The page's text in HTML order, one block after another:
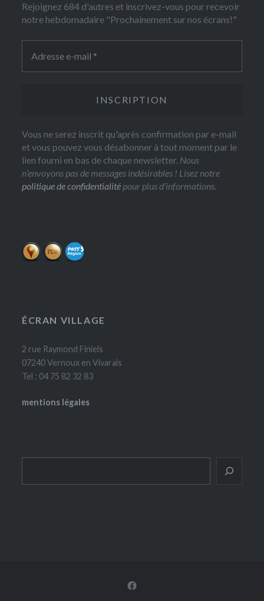
Rejoignez 684 d'autres et inscrivez-vous pour recevoir
notre hebdomadaire "Prochainement sur nos écrans!"
Vous ne serez inscrit qu'après confirmation par e-mail
et vous pouvez vous désabonner à tout moment par le
lien fourni en bas de chaque newsletter. Nous
n’envoyons pas de messages indésirables ! Lisez notre
politique de confidentialité pour plus d’informations.
ÉCRAN VILLAGE
2 rue Raymond Finiels
07240 Vernoux en Vivarais
Tel : 04 75 82 32 83
mentions légales
Facebook